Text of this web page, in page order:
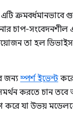
চাপ-
তা হল
জন্যস্পর্শ ইভেন্ট
করতে চান
করে যা উভয়